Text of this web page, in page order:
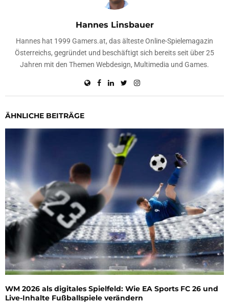
Hannes Linsbauer
Hannes hat 1999 Gamers.at, das älteste Online-Spielemagazin
Österreichs, gegründet und beschäftigt sich bereits seit über 25
Jahren mit den Themen Webdesign, Multimedia und Games.
ÄHNLICHE BEITRÄGE
WM 2026 als digitales Spielfeld: Wie EA Sports FC 26 und
Live-Inhalte Fußballspiele verändern